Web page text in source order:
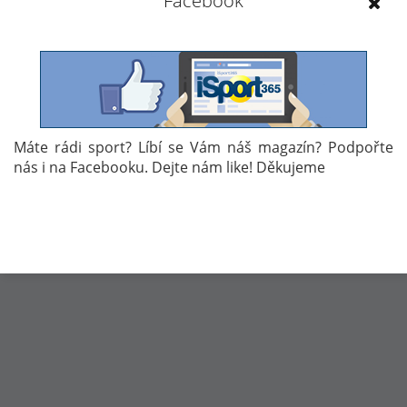
27. 5. 2017 12:52
Máte rádi sport? Líbí se Vám náš magazín? Podpořte
nás i na Facebooku. Dejte nám like! Děkujeme